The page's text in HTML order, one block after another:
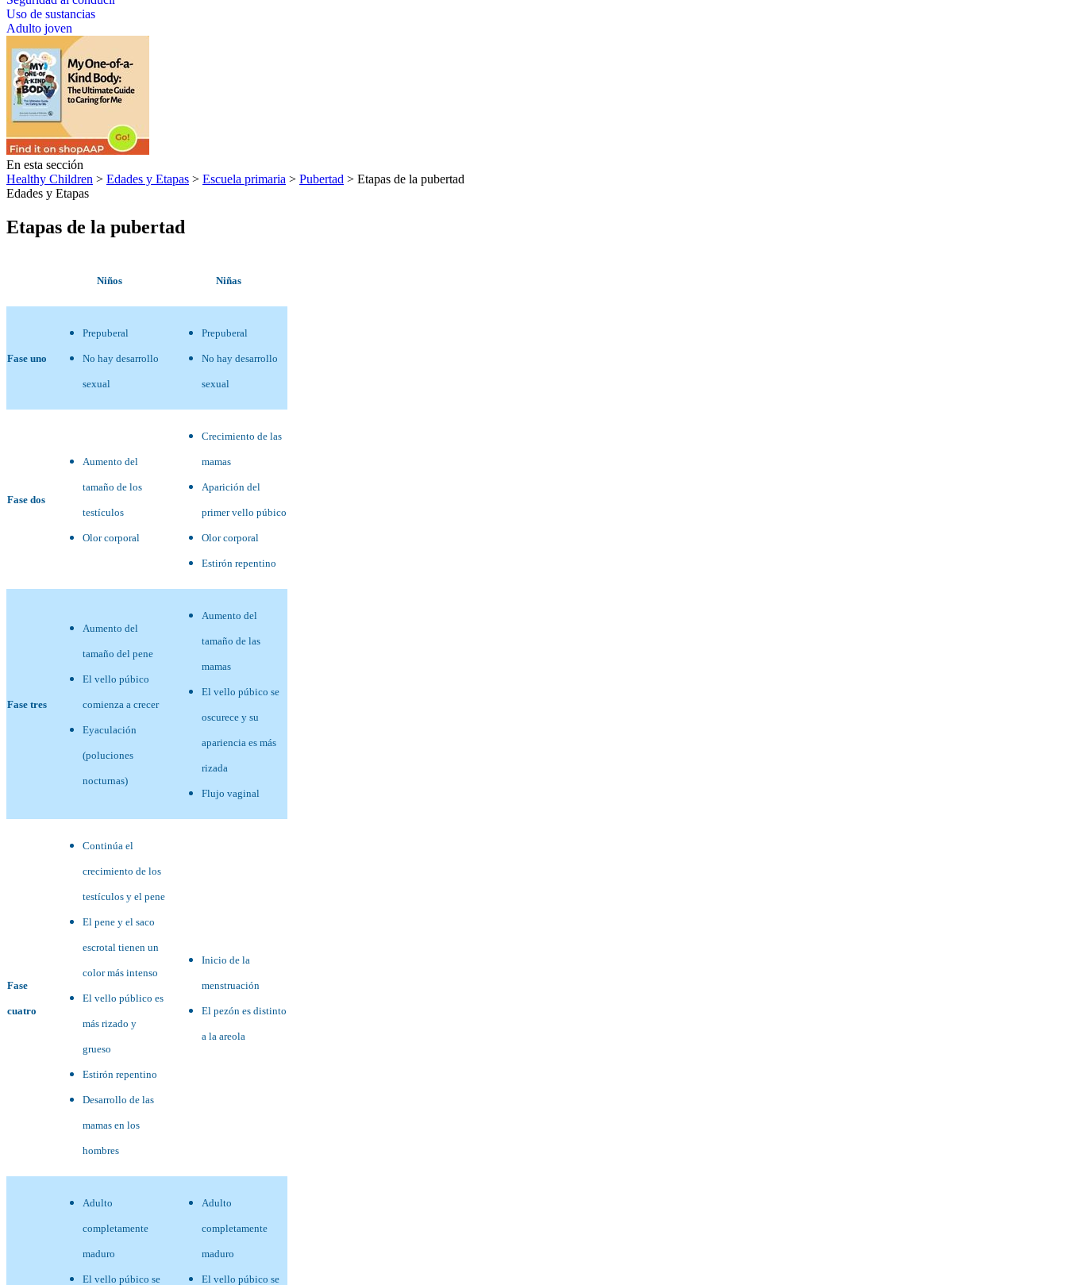
Uso de sustancias
Adulto joven
En esta sección
Healthy Children > Edades y Etapas > Escuela primaria > Pubertad > Etapas de la pubertad
Edades y Etapas
Etapas de la pubertad
Niños Niñas
Fase uno
Prepuberal
No hay desarrollo
sexual
Prepuberal
No hay desarrollo
sexual
Fase dos
Aumento del
tamaño de los
testículos
Olor corporal
Crecimiento de las
mamas
Aparición del
primer vello púbico
Olor corporal
Estirón repentino
Fase tres
Aumento del
tamaño del pene
El vello púbico
comienza a crecer
Eyaculación
(poluciones
nocturnas)
Aumento del
tamaño de las
mamas
El vello púbico se
oscurece y su
apariencia es más
rizada
Flujo vaginal
Fase
cuatro
Continúa el
crecimiento de los
testículos y el pene
El pene y el saco
escrotal tienen un
color más intenso
El vello público es
más rizado y
grueso
Estirón repentino
Desarrollo de las
mamas en los
hombres
Inicio de la
menstruación
El pezón es distinto
a la areola
Adulto
completamente
maduro
El vello púbico se
Adulto
completamente
maduro
El vello púbico se